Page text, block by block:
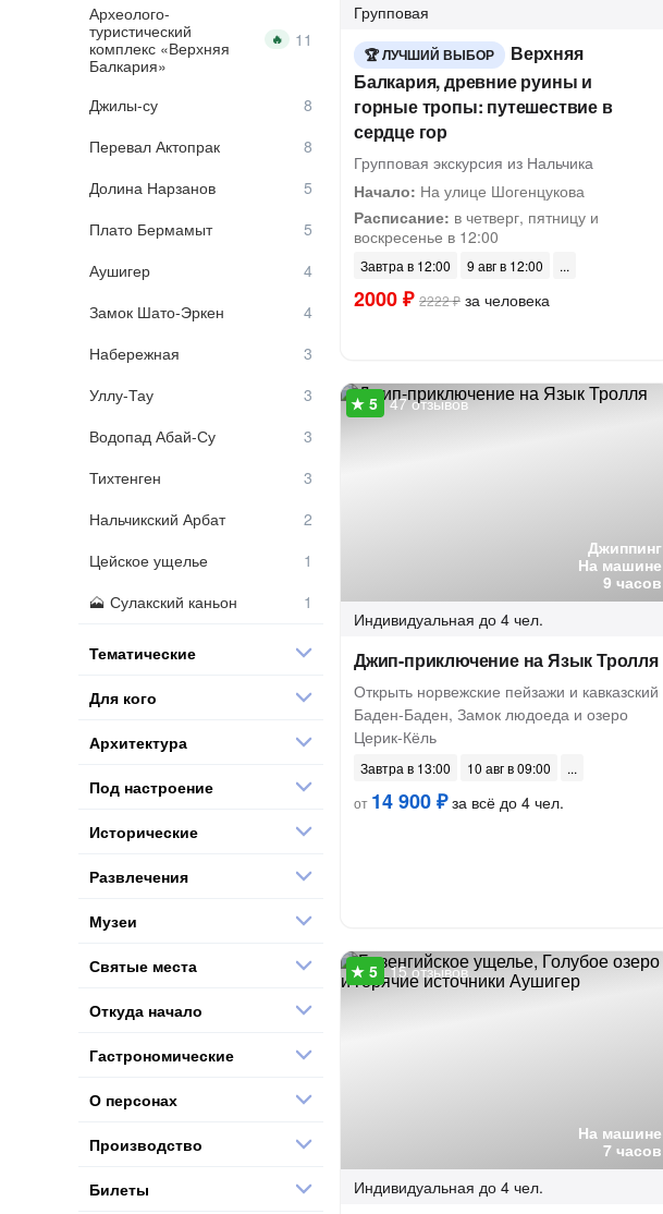
Групповая
ЛУЧШИЙ ВЫБОР
Верхняя
Балкария, древние руины и
горные тропы: путешествие в
сердце гор
Групповая экскурсия из Нальчика
Начало: На улице Шогенцукова
Расписание: в четверг, пятницу и
воскресенье в 12:00
Завтра в 12:00 9 авг в 12:00
2000 ₽ 2222 ₽ за человека
Джиппинг
На машине
9 часов
47 отзывов
Индивидуальная до 4 чел.
Джип-приключение на Язык Тролля
Открыть норвежские пейзажи и кавказский
Баден-Баден, Замок людоеда и озеро
Церик-Кёль
Завтра в 13:00
10 авг в 09:00
от 14 900 ₽за всё до 4 чел.
На машине
7 часов
15 отзывов
Индивидуальная до 4 чел.
Археолого-
туристический
комплекс «Верхняя
Балкария»
🔥
Джилы-су
Перевал Актопрак
Долина Нарзанов
Плато Бермамыт
Аушигер
Замок Шато-Эркен
Набережная
Уллу-Тау
Водопад Абай-Су
Тихтенген
Нальчикский Арбат
Цейское ущелье
Сулакский каньон
Тематические
Для кого
Архитектура
Под настроение
Исторические
Развлечения
Музеи
Святые места
Откуда начало
Гастрономические
О персонах
Производство
Билеты